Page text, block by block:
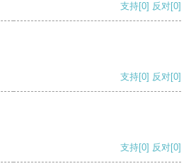
支持[0] 反对[0]
支持[0] 反对[0]
支持[0] 反对[0]